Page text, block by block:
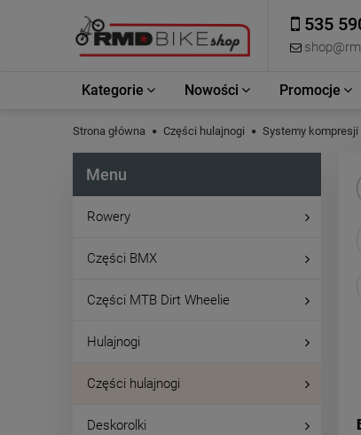
535
Kategorie Nowości Promocje
Strona główna Części hulajnogi Systemy kompresji
Menu
Rowery
Części BMX
Części MTB Dirt Wheelie
Hulajnogi
Części hulajnogi
Deskorolki